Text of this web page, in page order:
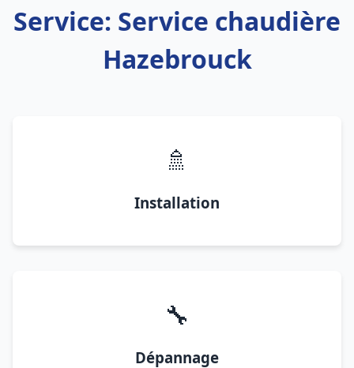
Service: Service chaudière
Hazebrouck
🚿
Installation
🔧
Dépannage